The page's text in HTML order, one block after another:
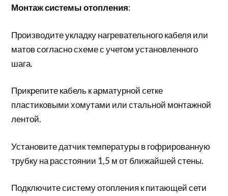
Монтаж системы отопления:
Производите укладку нагревательного кабеля или
матов согласно схеме с учетом установленного
шага.
Прикрепите кабель к арматурной сетке
пластиковыми хомутами или стальной монтажной
лентой.
Установите датчик температуры в гофрированную
трубку на расстоянии 1,5 м от ближайшей стены.
Подключите систему отопления к питающей сети